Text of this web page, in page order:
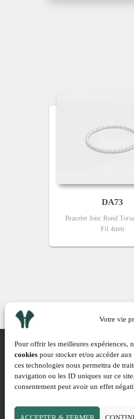
Votre vie
Pour offrir les meilleures expériences,
cookies pour stocker et/ou accéder
ces technologies nous permettra de
navigation ou les ID uniques sur ce
consentement peut avoir un effet
ACCEPTER & FERMER
DA73
Bracelet Jonc Rond
Fil 4mm